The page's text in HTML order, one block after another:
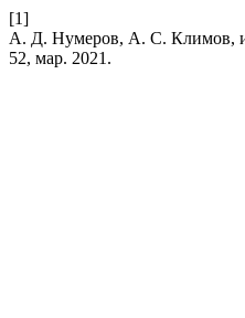
[1]
А. Д. Нумеров, А. С. Климов, и
52, мар. 2021.